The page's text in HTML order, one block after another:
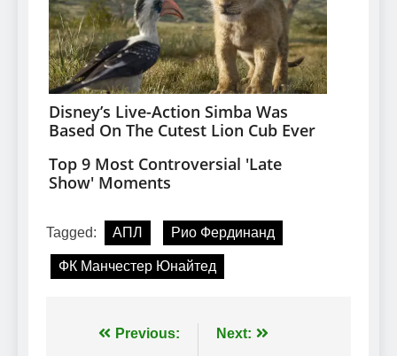
Tagged: АПЛ Рио Фердинанд
ФК Манчестер Юнайтед
Навігація
Previous: Next: